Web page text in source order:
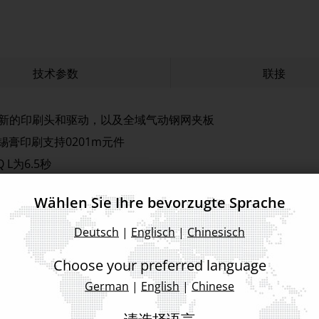
技术参数 联接
的印刷头和驱动，以及全域气动钢网夹板
膏印刷支持0201m元件
L为6.5秒
22米钢网纸和7升清洁剂 ，自动锡膏管理系统以及DEK智能
离线编程
米，DEK TQ L的占地面积为1.95平米
Wählen Sie Ihre bevorzugte Sprache
Deutsch | Englisch|Chinesisch
Choose your preferred language
German | English|Chinese